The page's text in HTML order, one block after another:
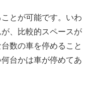
とが可能です。いわ
、比較的スペースが
数の車を停めること
台かは車が停めてあ